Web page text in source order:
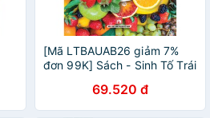
[Mã LTBAUAB26 giảm 7%
đơn 99K] Sách - Sinh Tố Trái
69.520 đ